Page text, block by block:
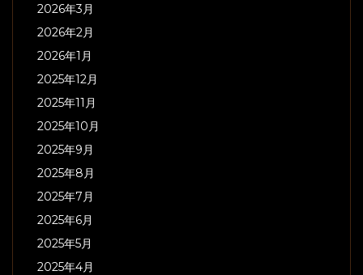
2026年3月
2026年2月
2026年1月
2025年12月
2025年11月
2025年10月
2025年9月
2025年8月
2025年7月
2025年6月
2025年5月
2025年4月